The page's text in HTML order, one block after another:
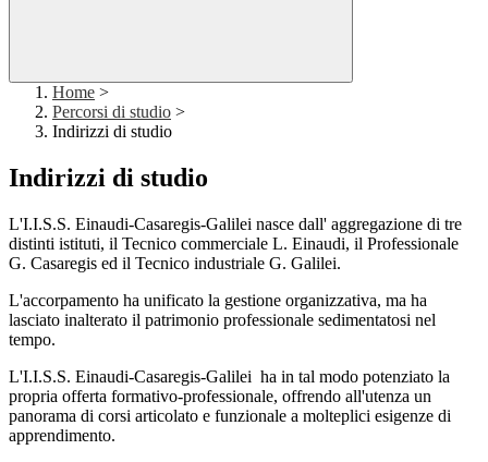
Home >
Percorsi di studio >
Indirizzi di studio
Indirizzi di studio
L'I.I.S.S. Einaudi-Casaregis-Galilei nasce dall' aggregazione di tre
distinti istituti, il Tecnico commerciale L. Einaudi, il Professionale
G. Casaregis ed il Tecnico industriale G. Galilei.
L'accorpamento ha unificato la gestione organizzativa, ma ha
lasciato inalterato il patrimonio professionale sedimentatosi nel
tempo.
L'I.I.S.S. Einaudi-Casaregis-Galilei ha in tal modo potenziato la
propria offerta formativo-professionale, offrendo all'utenza un
panorama di corsi articolato e funzionale a molteplici esigenze di
apprendimento.